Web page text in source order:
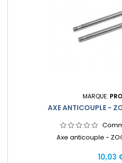
MARQUE:
AXE ANTICOUPLE -
Axe anticouple -
Prix
10,03